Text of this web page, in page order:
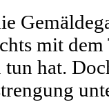
mit
tun hat.